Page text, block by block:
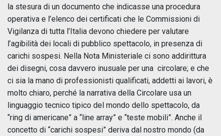
la stesura di un documento che indicasse una procedura
operativa e l’elenco dei certificati che le Commissioni di
Vigilanza di tutta l’Italia devono chiedere per valutare
l’agibilità dei locali di pubblico spettacolo, in presenza di
carichi sospesi. Nella Nota Ministeriale ci sono addirittura
dei disegni, cosa davvero inusuale per una circolare; e che
ci sia la mano di professionisti qualificati, addetti ai lavori, è
molto chiaro, perché la narrativa della Circolare usa un
linguaggio tecnico tipico del mondo dello spettacolo, da
“ring di americane” a “line array” e “teste mobili”. Anche il
concetto di “carichi sospesi” deriva dal nostro mondo (da